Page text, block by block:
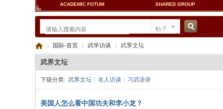
ACADEMIC FOTUM SHARED GROUP
帖子
中 ›
国际-首页
›
武学访谈
›
武界文坛
武界文坛
下级分类: 武界文坛 名人访谈 习武语录
美国人怎么看中国功夫和李小龙？